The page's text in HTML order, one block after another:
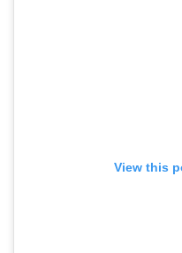
View this